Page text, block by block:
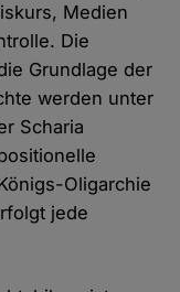
Medien
Die
Grundlage der
werden unter
Scharia
Oligarchie
jede